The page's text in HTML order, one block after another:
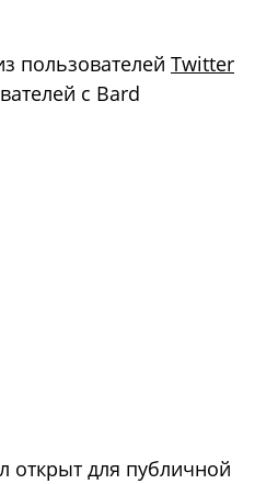
пользователей Twitter
с Bard
для публичной